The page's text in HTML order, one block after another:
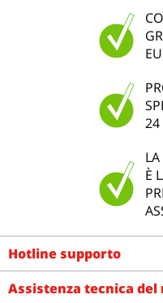
24
È
Hotline supporto
Assistenza tecnica del